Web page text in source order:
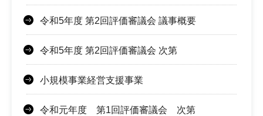
令和5年度 第2回評価審議会 議事概要
令和5年度 第2回評価審議会 次第
小規模事業経営支援事業
令和元年度 第1回評価審議会 次第